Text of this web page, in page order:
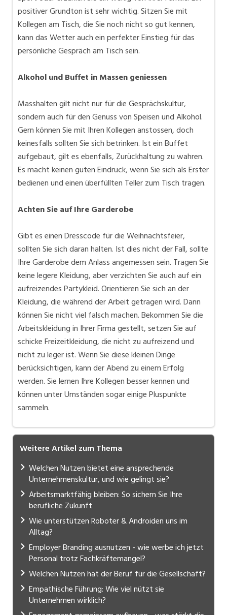
positiver Grundton ist sehr wichtig. Sitzen Sie mit
Kollegen am Tisch, die Sie noch nicht so gut kennen,
kann das Wetter auch ein perfekter Einstieg für das
persönliche Gespräch am Tisch sein.
Alkohol und Buffet in Massen geniessen
Masshalten gilt nicht nur für die Gesprächskultur,
sondern auch für den Genuss von Speisen und Alkohol.
Gern können Sie mit Ihren Kollegen anstossen, doch
keinesfalls sollten Sie sich betrinken. Ist ein Buffet
aufgebaut, gilt es ebenfalls, Zurückhaltung zu wahren.
Es macht keinen guten Eindruck, wenn Sie sich als Erster
bedienen und einen überfüllten Teller zum Tisch tragen.
Achten Sie auf Ihre Garderobe
Gibt es einen Dresscode für die Weihnachtsfeier,
sollten Sie sich daran halten. Ist dies nicht der Fall, sollte
Ihre Garderobe dem Anlass angemessen sein. Tragen Sie
keine legere Kleidung, aber verzichten Sie auch auf ein
aufreizendes Partykleid. Orientieren Sie sich an der
Kleidung, die während der Arbeit getragen wird. Dann
können Sie nicht viel falsch machen. Bekommen Sie die
Arbeitskleidung in Ihrer Firma gestellt, setzen Sie auf
schicke Freizeitkleidung, die nicht zu aufreizend und
nicht zu leger ist. Wenn Sie diese kleinen Dinge
berücksichtigen, kann der Abend zu einem Erfolg
werden. Sie lernen Ihre Kollegen besser kennen und
können unter Umständen sogar einige Pluspunkte
sammeln.
Weitere Artikel zum Thema
Welchen Nutzen bietet eine ansprechende
Unternehmenskultur, und wie gelingt sie?
Arbeitsmarktfähig bleiben: So sichern Sie Ihre
berufliche Zukunft
Wie unterstützen Roboter & Androiden uns im
Alltag?
Employer Branding ausnutzen - wie werbe ich jetzt
Personal trotz Fachkräftemangel?
Welchen Nutzen hat der Beruf für die Gesellschaft?
Empathische Führung: Wie viel nützt sie
Unternehmen wirklich?